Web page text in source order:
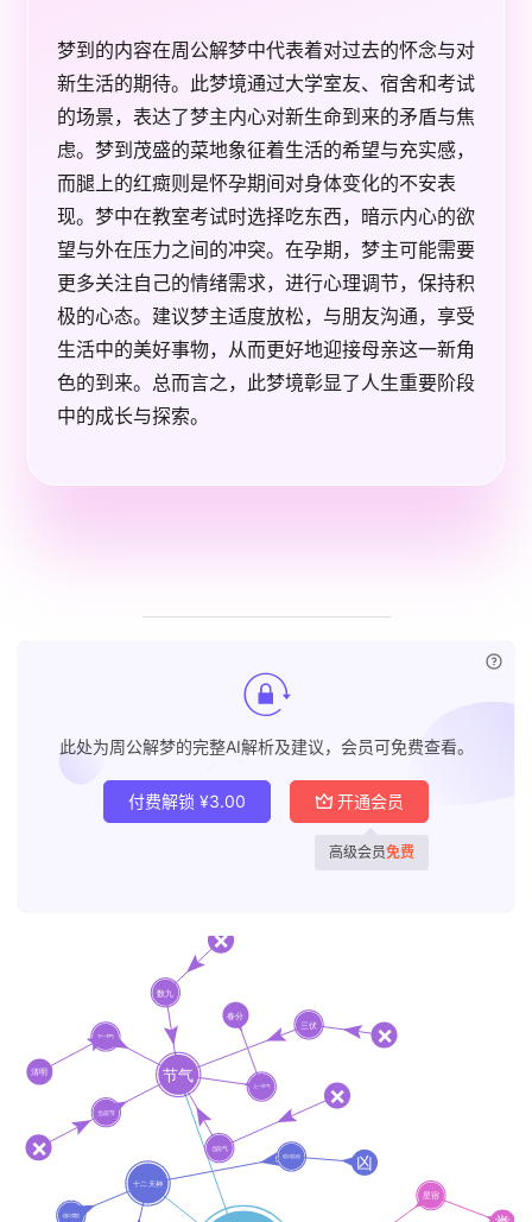
历
占
梦到的内容在周公解梦中代表着对过去的怀念与对
新生活的期待。此梦境通过大学室友、宿舍和考试
的场景，表达了梦主内心对新生命到来的矛盾与焦
虑。梦到茂盛的菜地象征着生活的希望与充实感，
而腿上的红癍则是怀孕期间对身体变化的不安表
现。梦中在教室考试时选择吃东西，暗示内心的欲
望与外在压力之间的冲突。在孕期，梦主可能需要
更多关注自己的情绪需求，进行心理调节，保持积
极的心态。建议梦主适度放松，与朋友沟通，享受
生活中的美好事物，从而更好地迎接母亲这一新角
色的到来。总而言之，此梦境彰显了人生重要阶段
中的成长与探索。
此处为周公解梦的完整AI解析及建议，会员可免费查看。
付费解锁 ¥3.00 开通会员
高级会员免费